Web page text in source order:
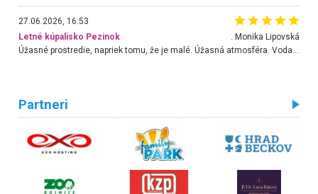
27.06.2026, 16:53
Letné kúpalisko Pezinok
. Monika Lipovská
Úžasné prostredie, napriek tomu, že je malé. Úžasná atmosféra. Voda fantastická a nádherná. Ľudí je pomerne veľa, ale su mili a ohľaduplní. Je veľmi zaujímavé sledovať, ako dokážu spolu športovať cudzí ľudia a bez ohľadu na vek. Vládne tu pohoda. Vnuka neviem dostať z vody. Ďakujem za krásny deň . Urcite sa sem vrátim. Jediný problém je s parkovaním, ale aj ten sa mi podarilo vyriešiť. Monika Bratislava
Partneri